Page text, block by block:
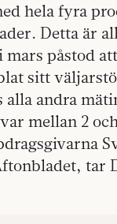
hela fyra
Detta är
mars påstod
sitt
alla andra
mellan 2
tar